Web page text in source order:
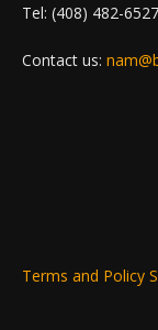
Tel: (408) 482-
Contact us:
Terms and Policy